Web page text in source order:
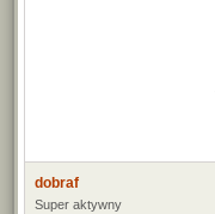
dobraf
Super aktywny